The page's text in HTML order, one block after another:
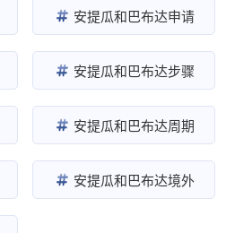
安提瓜和巴布达申请
安提瓜和巴布达步骤
安提瓜和巴布达周期
安提瓜和巴布达境外